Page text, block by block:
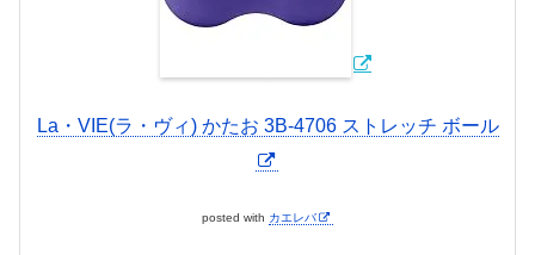
La・VIE(ラ・ヴィ) かたお 3B-4706 ストレッチ ボール
posted with カエレバ